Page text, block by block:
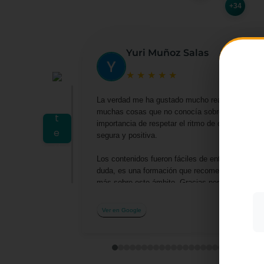
a
su
+34
Yuri Muñoz Salas
★ ★ ★ ★ ★
La verdad me ha gustado mucho realizar este
muchas cosas que no conocía sobre las
importancia de respetar el ritmo de cada niño y
segura y positiva.
Los contenidos fueron fáciles de entender y me
duda, es una formación que recomendaría a
más sobre este ámbito. Gracias por la
Ver en Google